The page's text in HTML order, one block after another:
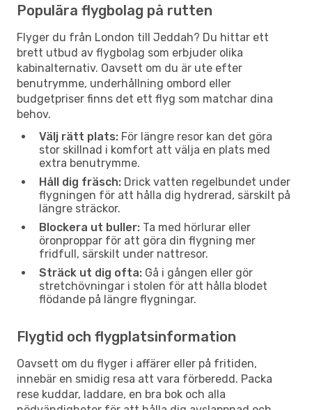
Populära flygbolag på rutten
Flyger du från London till Jeddah? Du hittar ett
brett utbud av flygbolag som erbjuder olika
kabinalternativ. Oavsett om du är ute efter
benutrymme, underhållning ombord eller
budgetpriser finns det ett flyg som matchar dina
behov.
Välj rätt plats: För längre resor kan det göra
stor skillnad i komfort att välja en plats med
extra benutrymme.
Håll dig fräsch: Drick vatten regelbundet under
flygningen för att hålla dig hydrerad, särskilt på
längre sträckor.
Blockera ut buller: Ta med hörlurar eller
öronproppar för att göra din flygning mer
fridfull, särskilt under nattresor.
Sträck ut dig ofta: Gå i gången eller gör
stretchövningar i stolen för att hålla blodet
flödande på längre flygningar.
Flygtid och flygplatsinformation
Oavsett om du flyger i affärer eller på fritiden,
innebär en smidig resa att vara förberedd. Packa
rese kuddar, laddare, en bra bok och alla